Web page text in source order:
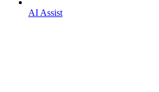
AI Assist